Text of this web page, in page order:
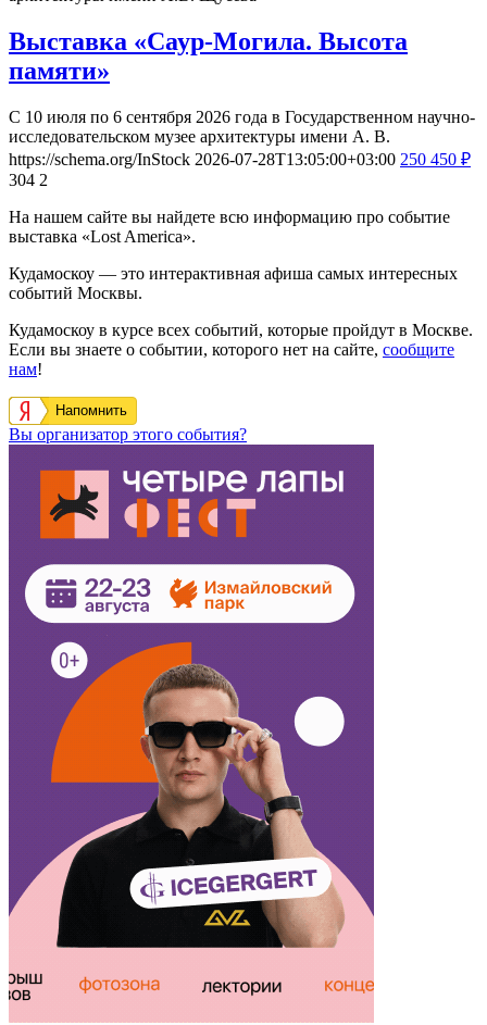
Выставка «Саур-Могила. Высота
памяти»
С 10 июля по 6 сентября 2026 года в Государственном научно-
исследовательском музее архитектуры имени А. В.
https://schema.org/InStock 2026-07-28T13:05:00+03:00 250 450 ₽
304 2
На нашем сайте вы найдете всю информацию про событие
выставка «Lost America».
Кудамоскоу — это интерактивная афиша самых интересных
событий Москвы.
Кудамоскоу в курсе всех событий, которые пройдут в Москве.
Если вы знаете о событии, которого нет на сайте, сообщите
нам!
Напомнить
Вы организатор этого события?